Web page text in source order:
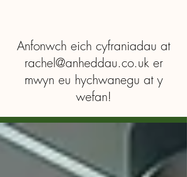
Anfonwch eich cyfraniadau at
rachel@anheddau.co.uker
mwyn eu hychwanegu at y
wefan!